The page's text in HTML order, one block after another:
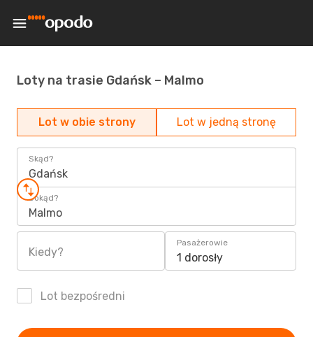
Loty na trasie Gdańsk – Malmo
Lot w obie strony Lot w jedną stronę
Skąd?
Gdańsk
Dokąd?
Malmo
Kiedy?
Pasażerowie
1 dorosły
Lot bezpośredni